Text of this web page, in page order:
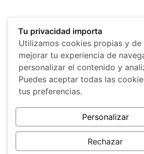
Tu privacidad importa
Utilizamos cookies propias y de
mejorar tu experiencia de
personalizar el contenido y
Puedes aceptar todas las
tus preferencias.
Personalizar
Rechazar